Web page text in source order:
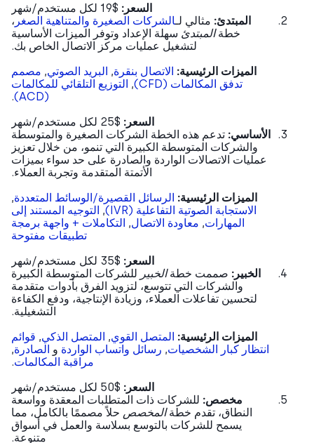
السعر:$19 لكل مستخدم/شهر
المبتدئ:مثالي لـالشركات الصغيرة والمتناهية الصغر،
خطةالمبتدئسهلة الإعداد وتوفر الميزات الأساسية
لتشغيل عمليات مركز الاتصال الخاص بك.
الميزات الرئيسية: الاتصال بنقرة,البريد الصوتي,مصمم
تدفق المكالمات (CFD)
,التوزيع التلقائي للمكالمات
.
السعر:$25 لكل مستخدم/شهر
الأساسي:تدعم هذه الخطة الشركات الصغيرة والمتوسطة
والشركات المتوسطة الكبيرة التي تنمو، من خلال تعزيز
عمليات الاتصالات الواردة والصادرة على حد سواء بميزات
الأتمتة المتقدمة وتجربة العملاء.
الميزات الرئيسية: الرسائل القصيرة/الوسائط المتعددة,
الاستجابة الصوتية التفاعلية (IVR)
,التوجيه المستند إلى
المهارات, معاودة الاتصال,التكاملات + واجهة برمجة
تطبيقات مفتوحة
السعر:$35 لكل مستخدم/شهر
الخبير:صممت خطةالخبيرللشركات المتوسطة الكبيرة
والشركات التي تتوسع، لتزويد الفرق بأدوات متقدمة
لتحسين تفاعلات العملاء، وزيادة الإنتاجية، ودفع الكفاءة
التشغيلية.
الميزات الرئيسية: المتصل القوي,المتصل الذكي,قوائم
انتظار كبار الشخصيات,رسائل واتساب الواردةو الصادرة,
مراقبة المكالمات.
السعر:$50 لكل مستخدم/شهر
مخصص:للشركات ذات المتطلبات المعقدة وواسعة
النطاق، تقدم خطةالمخصصحلاً مصممًا بالكامل، مما
يسمح للشركات بالتوسع بسلاسة والعمل في أسواق
متنوعة.